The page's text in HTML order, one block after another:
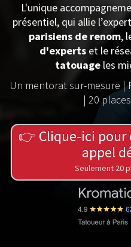
L'unique
présentiel, qui allie
parisiens de renom,
d'experts et le
tatouageles
Un mentorat sur-mesure |
| 20
👉 Clique-ici pour
appel
Seulement 20